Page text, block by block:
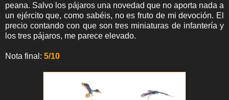
peana. Salvo los pájaros una novedad que no aporta nada a
un ejército que, como sabéis, no es fruto de mi devoción. El
precio contando con que son tres miniaturas de infantería y
los tres pájaros, me parece elevado.
Nota final: 5/10